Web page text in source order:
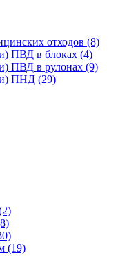
отходов (8)
ПВД в блоках (4)
ПВД в рулонах (9)
ПНД (29)
(19)